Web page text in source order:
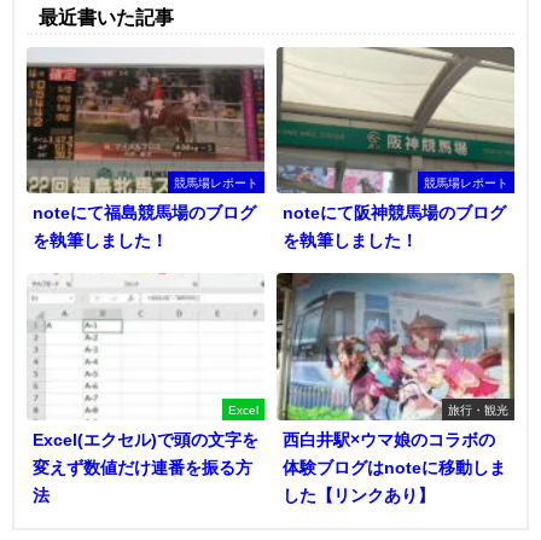
最近書いた記事
競馬場レポート
noteにて福島競馬場のブログ
を執筆しました！
競馬場レポート
noteにて阪神競馬場のブログ
を執筆しました！
Excel
Excel(エクセル)で頭の文字を
変えず数値だけ連番を振る方
法
旅行・観光
西白井駅×ウマ娘のコラボの
体験ブログはnoteに移動しま
した【リンクあり】